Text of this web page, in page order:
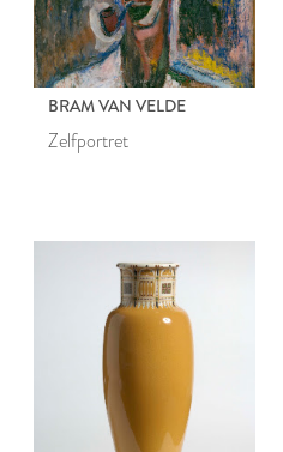
BRAM VAN VELDE
Zelfportret